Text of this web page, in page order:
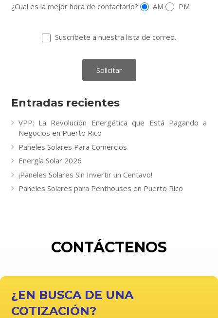
¿Cual es la mejor hora de contactarlo? AM PM
Suscríbete a nuestra lista de correo.
Entradas recientes
VPP: La Revolución Energética que Está Pagando a
Negocios en Puerto Rico
Paneles Solares Para Comercios
Energía Solar 2026
¡Paneles Solares Sin Invertir un Centavo!
Paneles Solares para Penthouses en Puerto Rico
CONTÁCTENOS
¿EN BUSCA DE UNA
COTIZACIÓN?